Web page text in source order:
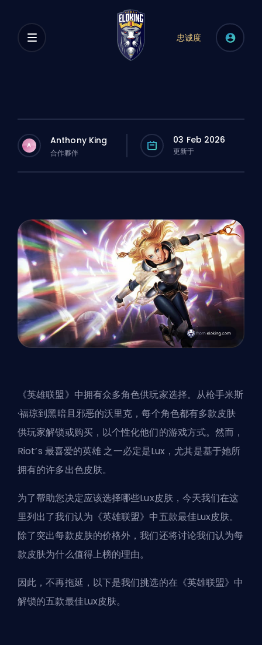
忠诚度
A Anthony King
合作夥伴
03 Feb 2026
更新于
《英雄联盟》中拥有众多角色供玩家选择。从枪手米斯
·福琼到黑暗且邪恶的沃里克，每个角色都有多款皮肤
供玩家解锁或购买，以个性化他们的游戏方式。然而，
Riot’s 最喜爱的英雄之一必定是Lux，尤其是基于她所
拥有的许多出色皮肤。
为了帮助您决定应该选择哪些Lux皮肤，今天我们在这
里列出了我们认为《英雄联盟》中五款最佳Lux皮肤。
除了突出每款皮肤的价格外，我们还将讨论我们认为每
款皮肤为什么值得上榜的理由。
因此，不再拖延，以下是我们挑选的在《英雄联盟》中
解锁的五款最佳Lux皮肤。